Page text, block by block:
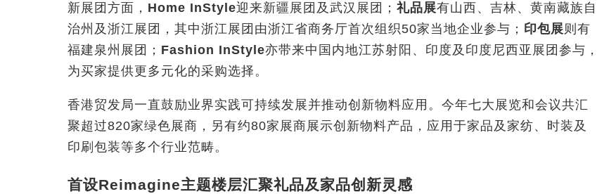
新展团方面， Home InStyle迎来新疆展团及武汉展团； 礼品展有山西、吉林、黄南藏族自
治州及浙江展团，其中浙江展团由浙江省商务厅首次组织50家当地企业参与； 印包展则有
福建泉州展团； Fashion InStyle亦带来中国内地江苏射阳、印度及印度尼西亚展团参与，
为买家提供更多元化的采购选择。
香港贸发局一直鼓励业界实践可持续发展并推动创新物料应用。今年七大展览和会议共汇
聚超过820家绿色展商，另有约80家展商展示创新物料产品，应用于家品及家纺、时装及
印刷包装等多个行业范畴。
首设Reimagine主题楼层汇聚礼品及家品创新灵感